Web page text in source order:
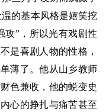
的基本风格是嬉笑挖
攻”，所以光有戏剧性
是喜剧人物的性格，
薄了。他从山乡教师
色兼收，他的蜕变史
心的挣扎与痛苦甚至